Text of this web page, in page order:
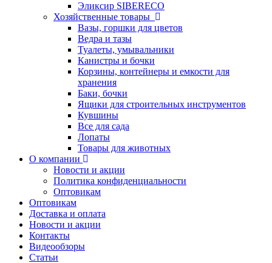
Эликсир SIBERECO
Хозяйственные товары
Вазы, горшки для цветов
Ведра и тазы
Туалеты, умывальники
Канистры и бочки
Корзины, контейнеры и емкости для
хранения
Баки, бочки
Ящики для строительных инструментов
Кувшины
Все для сада
Лопаты
Товары для животных
О компании
Новости и акции
Политика конфиденциальности
Оптовикам
Оптовикам
Доставка и оплата
Новости и акции
Контакты
Видеообзоры
Статьи